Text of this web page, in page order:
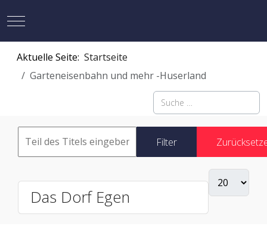
Mobile Menu Toggle
Aktuelle Seite: Startseite
Garteneisenbahn und mehr -Huserland
Suchen
Filter
Das Dorf Egen